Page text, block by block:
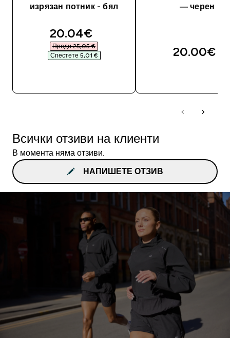
изрязан потник - бял
discounted price
20.04€‎
Преди 25,05 €‎
Спестете 5,01 €‎
— черен
20.00€‎
Всички отзиви на клиенти
В момента няма отзиви.
НАПИШЕТЕ ОТЗИВ